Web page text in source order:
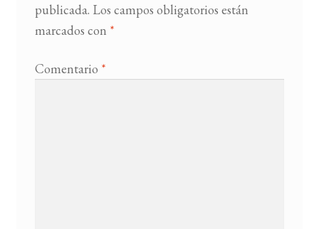
publicada. Los campos obligatorios están
marcados con *
Comentario *